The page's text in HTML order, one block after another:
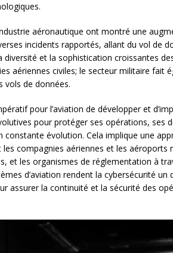
aéronautique ont montré une
incidents rapportés, allant du vol de
et la sophistication croissantes
aériennes civiles; le secteur militaire fait
vols de données.
pour l’aviation de développer et
pour protéger ses opérations, ses
constante évolution. Cela implique une
compagnies aériennes et les aéroports
et les organismes de réglementation à
d’aviation rendent la cybersécurité
assurer la continuité et la sécurité des